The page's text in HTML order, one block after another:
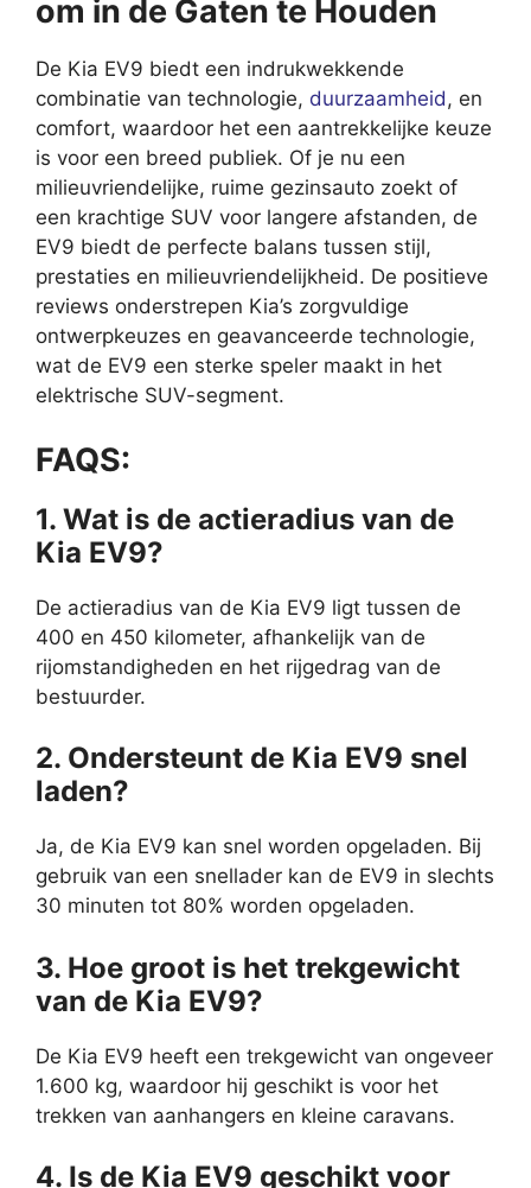
om in de Gaten te Houden
De Kia EV9 biedt een indrukwekkende
combinatie van technologie, duurzaamheid, en
comfort, waardoor het een aantrekkelijke keuze
is voor een breed publiek. Of je nu een
milieuvriendelijke, ruime gezinsauto zoekt of
een krachtige SUV voor langere afstanden, de
EV9 biedt de perfecte balans tussen stijl,
prestaties en milieuvriendelijkheid. De positieve
reviews onderstrepen Kia’s zorgvuldige
ontwerpkeuzes en geavanceerde technologie,
wat de EV9 een sterke speler maakt in het
elektrische SUV-segment.
FAQS:
1. Wat is de actieradius van de
Kia EV9?
De actieradius van de Kia EV9 ligt tussen de
400 en 450 kilometer, afhankelijk van de
rijomstandigheden en het rijgedrag van de
bestuurder.
2. Ondersteunt de Kia EV9 snel
laden?
Ja, de Kia EV9 kan snel worden opgeladen. Bij
gebruik van een snellader kan de EV9 in slechts
30 minuten tot 80% worden opgeladen.
3. Hoe groot is het trekgewicht
van de Kia EV9?
De Kia EV9 heeft een trekgewicht van ongeveer
1.600 kg, waardoor hij geschikt is voor het
trekken van aanhangers en kleine caravans.
4. Is de Kia EV9 geschikt voor